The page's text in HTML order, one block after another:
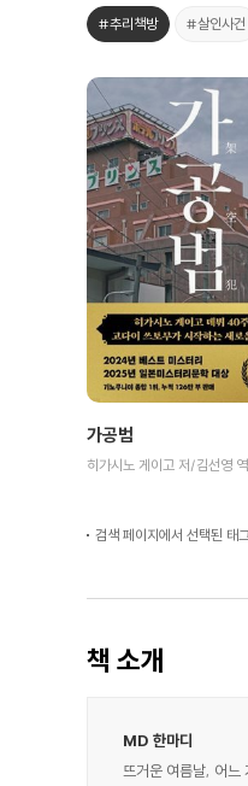
#추리책방 #살인사건
가공범
히가시노 게이고 저/김선영 역
검색 페이지에서 선택된 태
책 소개
MD 한마디
뜨거운 여름날, 어느